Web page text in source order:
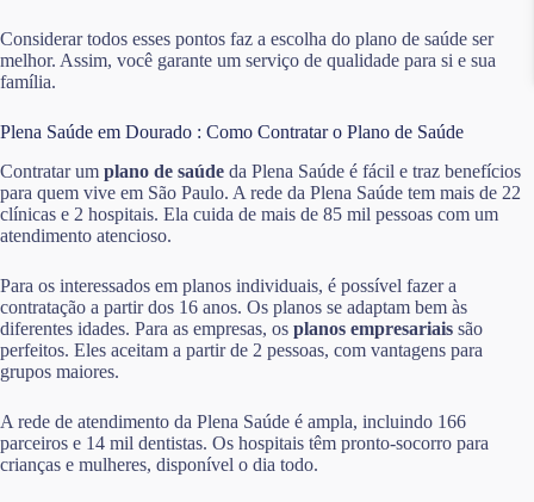
Considerar todos esses pontos faz a escolha do plano de saúde ser
melhor. Assim, você garante um serviço de qualidade para si e sua
família.
Plena Saúde em Dourado : Como Contratar o Plano de Saúde
Contratar um plano de saúde da Plena Saúde é fácil e traz benefícios
para quem vive em São Paulo. A rede da Plena Saúde tem mais de 22
clínicas e 2 hospitais. Ela cuida de mais de 85 mil pessoas com um
atendimento atencioso.
Para os interessados em planos individuais, é possível fazer a
contratação a partir dos 16 anos. Os planos se adaptam bem às
diferentes idades. Para as empresas, os planos empresariais são
perfeitos. Eles aceitam a partir de 2 pessoas, com vantagens para
grupos maiores.
A rede de atendimento da Plena Saúde é ampla, incluindo 166
parceiros e 14 mil dentistas. Os hospitais têm pronto-socorro para
crianças e mulheres, disponível o dia todo.